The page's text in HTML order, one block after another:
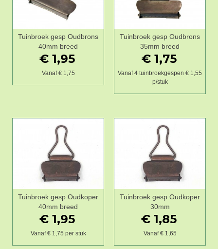
Tuinbroek gesp Oudbrons
40mm breed
€ 1,95
Vanaf € 1,75
Tuinbroek gesp Oudbrons
35mm breed
€ 1,75
Vanaf 4 tuinbroekgespen € 1,55
p/stuk
Tuinbroek gesp Oudkoper
40mm breed
€ 1,95
Vanaf € 1,75 per stuk
Tuinbroek gesp Oudkoper
30mm
€ 1,85
Vanaf € 1,65